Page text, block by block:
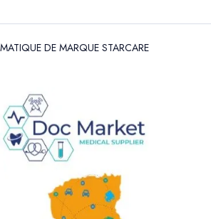
DE MARQUE STARCARE